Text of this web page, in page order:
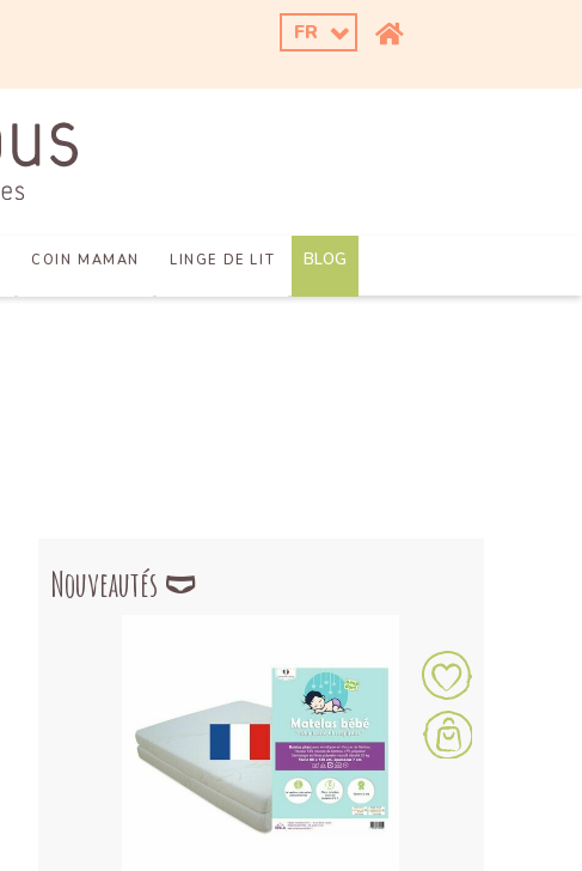
FR
COIN MAMAN LINGE DE LIT BLOG
Nouveautés 🩲